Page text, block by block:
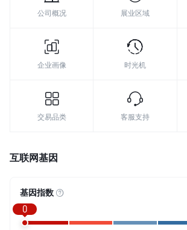
公司概况 展业区域
企业画像 时光机
交易品类 客服支持
互联网基因
基因指数
0